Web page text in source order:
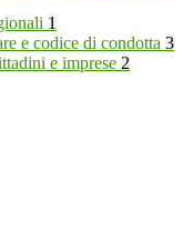
1
e codice di condotta 3
e imprese 2